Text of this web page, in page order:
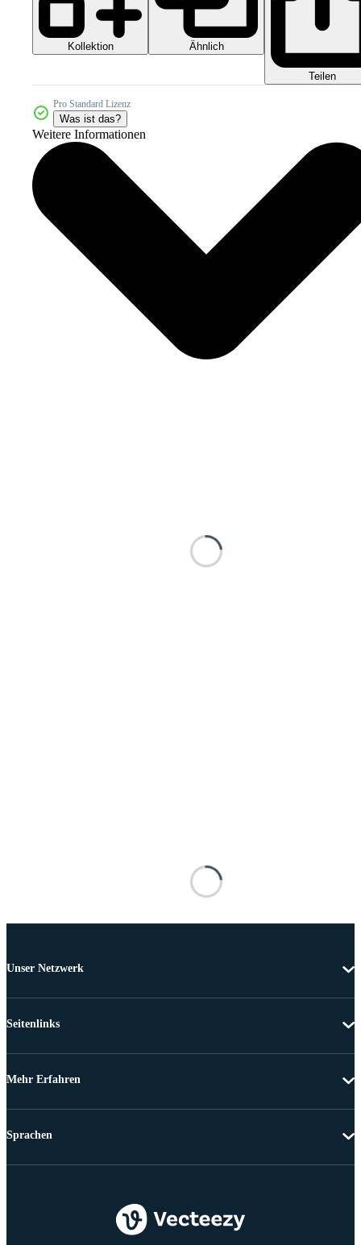
Kollektion Ähnlich
Teilen
Pro Standard Lizenz
Was ist das?
Weitere Informationen
Unser Netzwerk
Seitenlinks
Mehr Erfahren
Sprachen